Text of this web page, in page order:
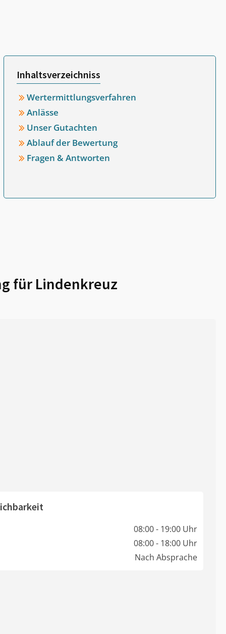
Inhaltsverzeichniss
Wertermittlungsverfahren
Anlässe
Unser Gutachten
Ablauf der Bewertung
Fragen & Antworten
für Lindenkreuz
08:00 - 19:00 Uhr
08:00 - 18:00 Uhr
Nach Absprache